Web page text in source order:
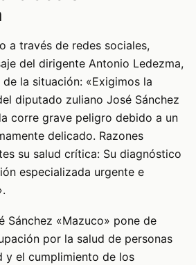
a través de redes sociales,
del dirigente Antonio Ledezma,
la situación: «Exigimos la
diputado zuliano José Sánchez
corre grave peligro debido a un
delicado. Razones
su salud crítica: Su diagnóstico
especializada urgente e
Sánchez «Mazuco» pone de
por la salud de personas
y el cumplimiento de los